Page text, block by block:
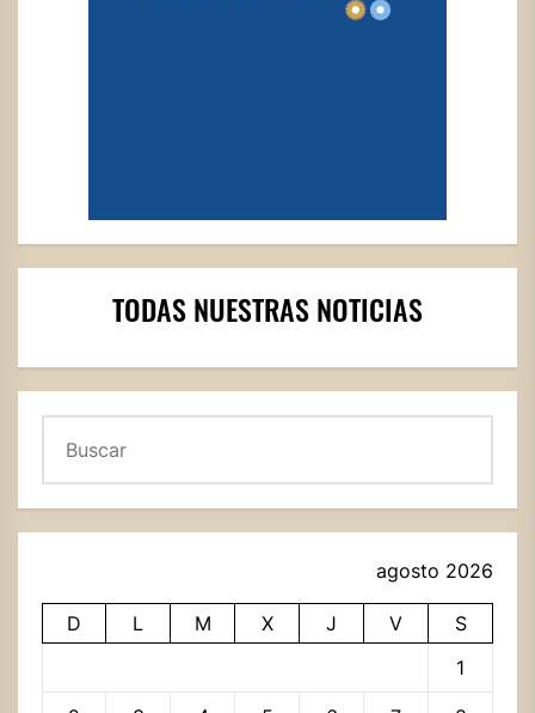
TODAS NUESTRAS NOTICIAS
agosto 2026
D L M X J V
S
1